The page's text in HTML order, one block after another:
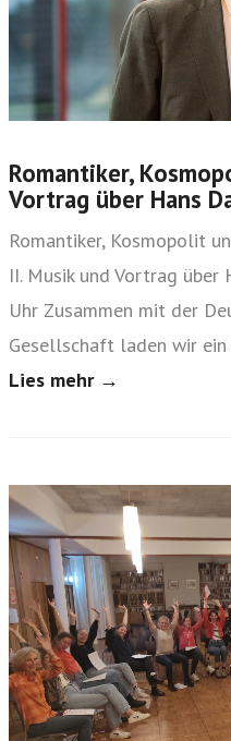
Romantiker,
Vortrag über Hans
Romantiker, Kosmopolit
II. Musik und Vortrag über
Uhr Zusammen mit der
Gesellschaft laden wir
Lies mehr →